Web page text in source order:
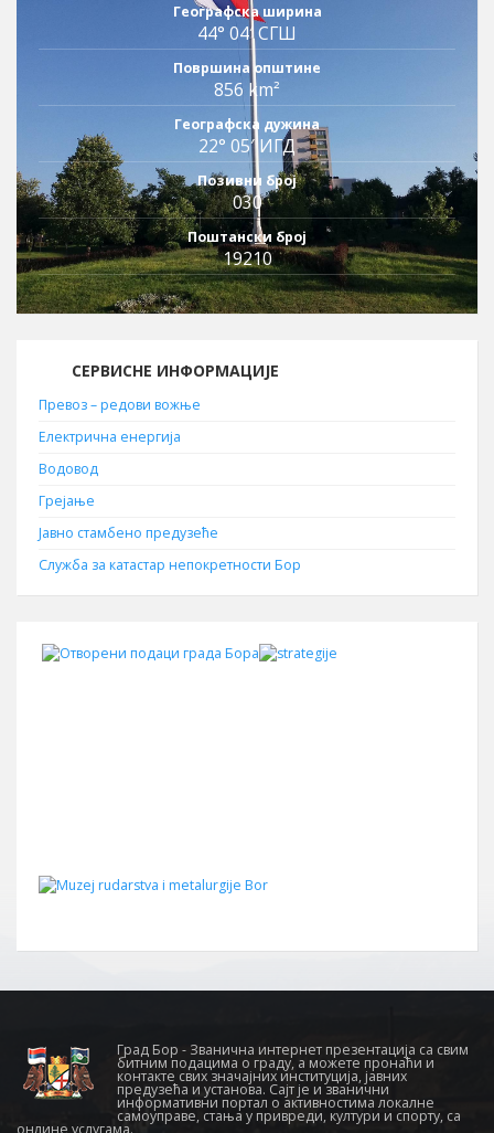
Географска ширина
44° 04′ СГШ
Површина општине
856 km²
Географска дужина
22° 05′ ИГД
Позивни број
030
Поштански број
19210
СЕРВИСНЕ ИНФОРМАЦИЈЕ
Превоз – редови вожње
Електрична енергија
Водовод
Грејање
Јавно стамбено предузеће
Служба за катастар непокретности Бор
Град Бор - Званична интернет презентација са свим
битним подацима о граду, а можете пронаћи и
контакте свих значајних институција, јавних
предузећа и установа. Сајт је и званични
информативни портал о активностима локалне
самоуправе, стања у привреди, култури и спорту, са
онлине услугама.